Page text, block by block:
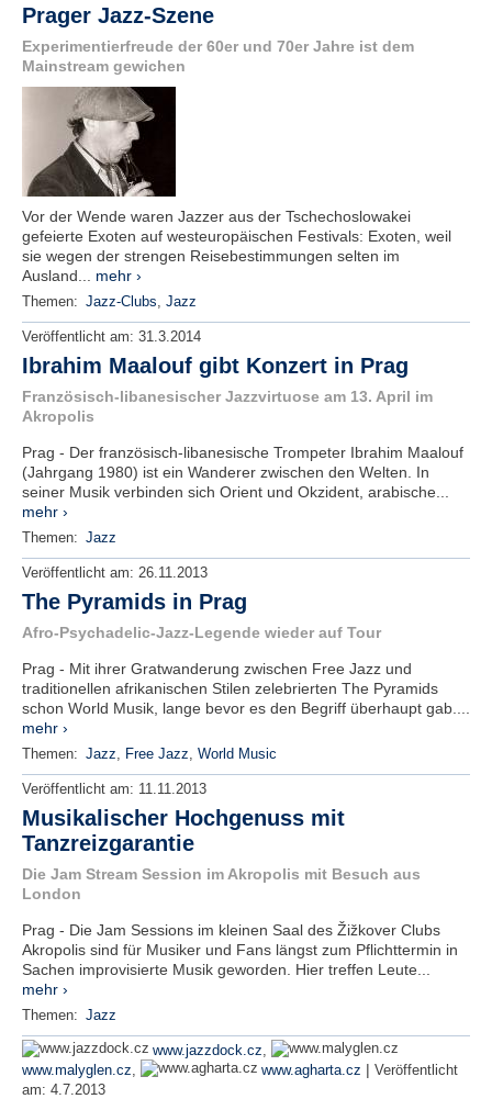
Prager Jazz-Szene
Experimentierfreude der 60er und 70er Jahre ist dem
Mainstream gewichen
Vor der Wende waren Jazzer aus der Tschechoslowakei
gefeierte Exoten auf westeuropäischen Festivals: Exoten, weil
sie wegen der strengen Reisebestimmungen selten im
Ausland... mehr ›
Themen: Jazz-Clubs, Jazz
Veröffentlicht am: 31.3.2014
Ibrahim Maalouf gibt Konzert in Prag
Französisch-libanesischer Jazzvirtuose am 13. April im
Akropolis
Prag - Der französisch-libanesische Trompeter Ibrahim Maalouf
(Jahrgang 1980) ist ein Wanderer zwischen den Welten. In
seiner Musik verbinden sich Orient und Okzident, arabische...
mehr ›
Themen: Jazz
Veröffentlicht am: 26.11.2013
The Pyramids in Prag
Afro-Psychadelic-Jazz-Legende wieder auf Tour
Prag - Mit ihrer Gratwanderung zwischen Free Jazz und
traditionellen afrikanischen Stilen zelebrierten The Pyramids
schon World Musik, lange bevor es den Begriff überhaupt gab....
mehr ›
Themen: Jazz, Free Jazz, World Music
Veröffentlicht am: 11.11.2013
Musikalischer Hochgenuss mit
Tanzreizgarantie
Die Jam Stream Session im Akropolis mit Besuch aus
London
Prag - Die Jam Sessions im kleinen Saal des Žižkover Clubs
Akropolis sind für Musiker und Fans längst zum Pflichttermin in
Sachen improvisierte Musik geworden. Hier treffen Leute...
mehr ›
Themen: Jazz
www.jazzdock.cz,
www.malyglen.cz, www.agharta.cz | Veröffentlicht
am: 4.7.2013